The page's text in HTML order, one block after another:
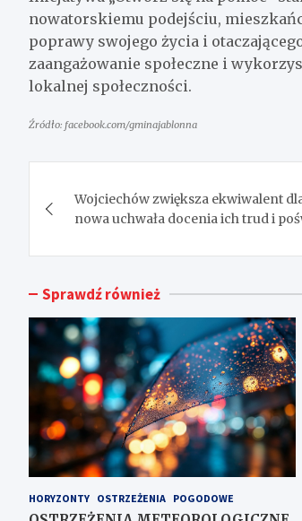
nowatorskiemu podejściu,
poprawy swojego życia i
zaangażowanie społeczne i
lokalnej społeczności.
Źródło: facebook.com/gminajablonna
wpisu
Wojciechów zwiększa ekwiwalent
nowa uchwała docenia ich trud i
Sprawdź również
HORYZONTY OSTRZEŻENIA POGODOWE